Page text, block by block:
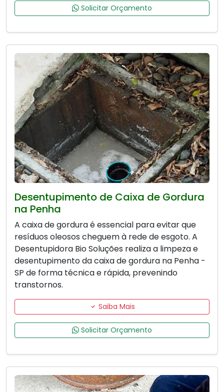
Solicitar Orçamento
Desentupimento de Caixa de Gordura
na Penha
A caixa de gordura é essencial para evitar que
resíduos oleosos cheguem à rede de esgoto. A
Desentupidora Bio Soluções realiza a limpeza e
desentupimento da caixa de gordura na Penha -
SP de forma técnica e rápida, prevenindo
transtornos.
Saiba Mais
Solicitar Orçamento